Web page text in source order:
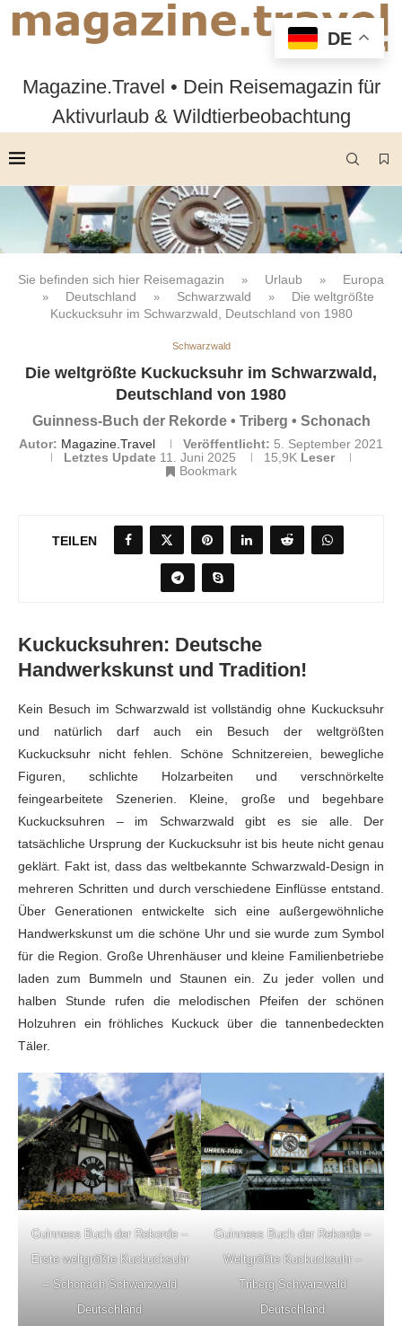
Magazine.Travel • Dein Reisemagazin für
Aktivurlaub & Wildtierbeobachtung
Sie befinden sich hier Reisemagazin » Urlaub » Europa
» Deutschland » Schwarzwald »
Die weltgrößte
Kuckucksuhr im Schwarzwald, Deutschland von 1980
Schwarzwald
Die weltgrößte Kuckucksuhr im Schwarzwald,
Deutschland von 1980
Guinness-Buch der Rekorde • Triberg • Schonach
Autor: Magazine.Travel Veröffentlicht: 5. September 2021
Letztes Update 11. Juni 2025 15,9K Leser
Bookmark
TEILEN
Kuckucksuhren: Deutsche
Handwerkskunst und Tradition!
Kein Besuch im Schwarzwald ist vollständig ohne Kuckucksuhr
und natürlich darf auch ein Besuch der weltgrößten
Kuckucksuhr nicht fehlen. Schöne Schnitzereien, bewegliche
Figuren, schlichte Holzarbeiten und verschnörkelte
feingearbeitete Szenerien. Kleine, große und begehbare
Kuckucksuhren – im Schwarzwald gibt es sie alle. Der
tatsächliche Ursprung der Kuckucksuhr ist bis heute nicht genau
geklärt. Fakt ist, dass das weltbekannte Schwarzwald-Design in
mehreren Schritten und durch verschiedene Einflüsse entstand.
Über Generationen entwickelte sich eine außergewöhnliche
Handwerkskunst um die schöne Uhr und sie wurde zum Symbol
für die Region. Große Uhrenhäuser und kleine Familienbetriebe
laden zum Bummeln und Staunen ein. Zu jeder vollen und
halben Stunde rufen die melodischen Pfeifen der schönen
Holzuhren ein fröhliches Kuckuck über die tannenbedeckten
Täler.
Guinness Buch der Rekorde –
Erste weltgrößte Kuckucksuhr
– Schonach Schwarzwald
Deutschland
Guinness Buch der Rekorde –
Weltgrößte Kuckucksuhr –
Triberg Schwarzwald
Deutschland
DE